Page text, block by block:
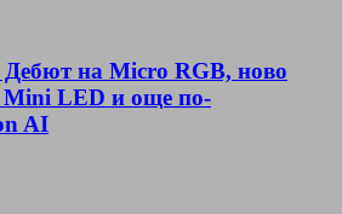
Дебют на Micro RGB, ново
Mini LED и още по-
AI